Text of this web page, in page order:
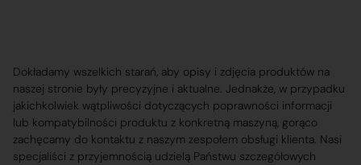
Dokładamy wszelkich starań, aby opisy i zdjęcia produktów na
naszej stronie były precyzyjne i aktualne. Jednakże, w przypadku
jakichkolwiek wątpliwości dotyczących poprawności informacji
lub kompatybilności produktu z konkretną maszyną, gorąco
zachęcamy do kontaktu z naszym zespołem obsługi klienta. Nasi
specjaliści z przyjemnością udzielą Państwu szczegółowych